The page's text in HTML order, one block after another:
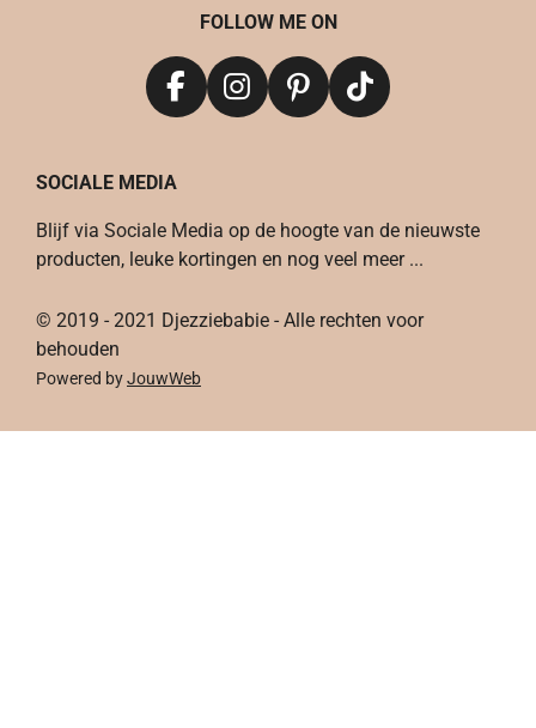
FOLLOW ME ON
F
e
o
o
I
g
r
m
P
r
e
t
T
k
SOCIALE MEDIA
Blijf via Sociale Media op de hoogte van de nieuwste
producten, leuke kortingen en nog veel meer ...
© 2019 - 2021 Djezziebabie - Alle rechten voor
behouden
Powered byJouwWeb